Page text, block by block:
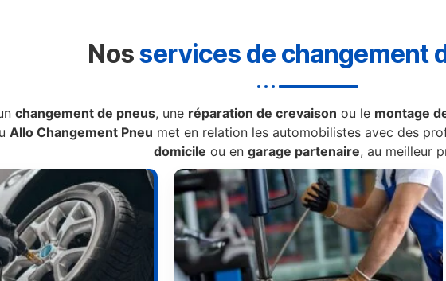
Nosservices de changement
changement de pneus, une réparation de crevaison ou le montage
Allo Changement Pneu met en relation les automobilistes avec des
domicile ou en garage partenaire, au meilleur